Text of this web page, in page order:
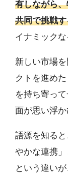
有しながら
共同で挑戦
イナミックな
新しい市場
クトを進め
を持ち寄っ
面が思い浮か
語源を知る
やかな連携」
という違い